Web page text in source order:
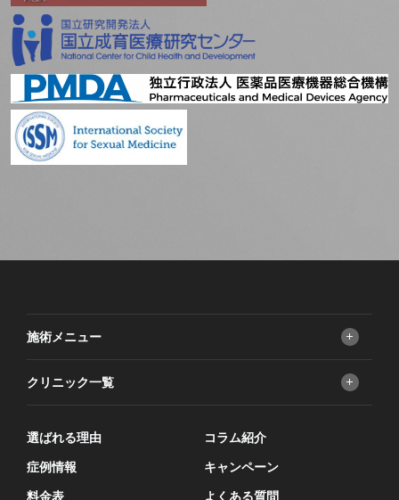
施術メニュー
亀頭増大
長茎術
性病検査
クリニック一覧
FINクリニック 新宿院
選ばれる理由
症例情報
料金表
コラム紹介
キャンペーン
よくある質問